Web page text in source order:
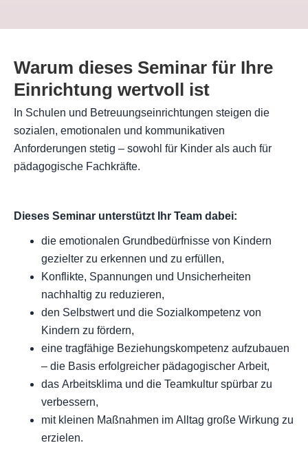
Warum dieses Seminar für Ihre
Einrichtung wertvoll ist
In Schulen und Betreuungseinrichtungen steigen die
sozialen, emotionalen und kommunikativen
Anforderungen stetig – sowohl für Kinder als auch für
pädagogische Fachkräfte.
Dieses Seminar unterstützt Ihr Team dabei:
die emotionalen Grundbedürfnisse von Kindern
gezielter zu erkennen und zu erfüllen,
Konflikte, Spannungen und Unsicherheiten
nachhaltig zu reduzieren,
den Selbstwert und die Sozialkompetenz von
Kindern zu fördern,
eine tragfähige Beziehungskompetenz aufzubauen
– die Basis erfolgreicher pädagogischer Arbeit,
das Arbeitsklima und die Teamkultur spürbar zu
verbessern,
mit kleinen Maßnahmen im Alltag große Wirkung zu
erzielen.